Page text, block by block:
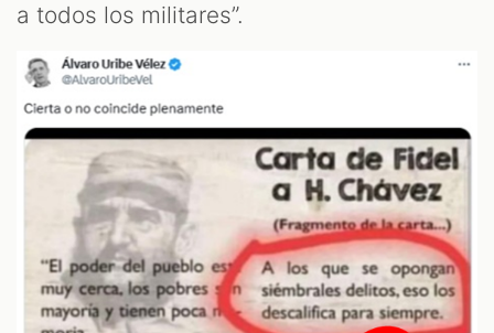
a todos los militares”.